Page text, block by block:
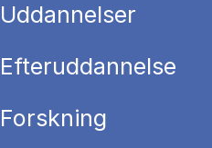
Uddannelser
Efteruddannelse
Forskning